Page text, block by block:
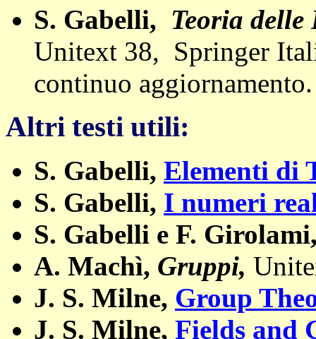
S. Gabelli, Teoria
Unitext 38, Springer
continuo aggiornamento.
Altri testi utili:
S. Gabelli, Elementi di
S. Gabelli, I numeri
S. Gabelli e F.
A. Machì, Gruppi,
J. S. Milne, Group
J. S. Milne, Fields and